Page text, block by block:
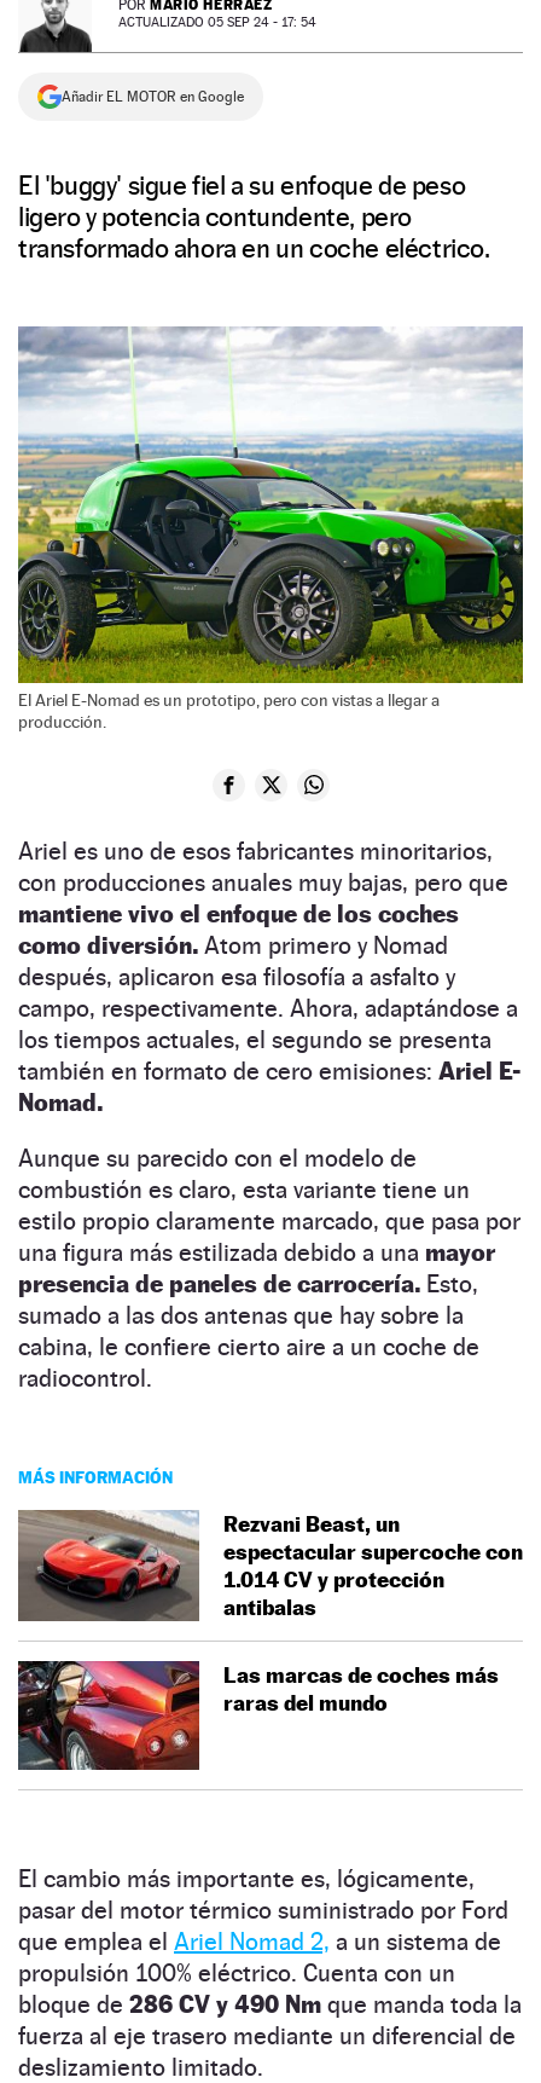
NEWSLETTER
SÍGUENOS
POR MARIO HERRÁEZ
ACTUALIZADO 05 SEP 24 - 17: 54
Añadir EL MOTOR en Google
El 'buggy' sigue fiel a su enfoque de peso
ligero y potencia contundente, pero
transformado ahora en un coche eléctrico.
El Ariel E-Nomad es un prototipo, pero con vistas a llegar a
producción.
Ariel es uno de esos fabricantes minoritarios,
con producciones anuales muy bajas, pero que
mantiene vivo el enfoque de los coches
como diversión. Atom primero y Nomad
después, aplicaron esa filosofía a asfalto y
campo, respectivamente. Ahora, adaptándose a
los tiempos actuales, el segundo se presenta
también en formato de cero emisiones: Ariel E-
Nomad.
Aunque su parecido con el modelo de
combustión es claro, esta variante tiene un
estilo propio claramente marcado, que pasa por
una figura más estilizada debido a una mayor
presencia de paneles de carrocería. Esto,
sumado a las dos antenas que hay sobre la
cabina, le confiere cierto aire a un coche de
radiocontrol.
MÁS INFORMACIÓN
Rezvani Beast, un
espectacular supercoche con
1.014 CV y protección
antibalas
Las marcas de coches más
raras del mundo
El cambio más importante es, lógicamente,
pasar del motor térmico suministrado por Ford
que emplea el Ariel Nomad 2, a un sistema de
propulsión 100% eléctrico. Cuenta con un
bloque de 286 CV y 490 Nm que manda toda la
fuerza al eje trasero mediante un diferencial de
deslizamiento limitado.